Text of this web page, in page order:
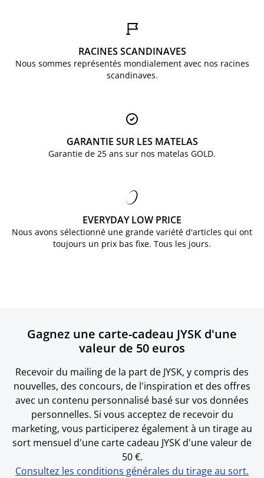
RACINES SCANDINAVES
Nous sommes représentés mondialement avec nos racines
scandinaves.
GARANTIE SUR LES MATELAS
Garantie de 25 ans sur nos matelas GOLD.
EVERYDAY LOW PRICE
Nous avons sélectionné une grande variété d'articles qui ont
toujours un prix bas fixe. Tous les jours.
Gagnez une carte-cadeau JYSK d'une
valeur de 50 euros
Recevoir du mailing de la part de JYSK, y compris des
nouvelles, des concours, de l'inspiration et des offres
avec un contenu personnalisé basé sur vos données
personnelles. Si vous acceptez de recevoir du
marketing, vous participerez également à un tirage au
sort mensuel d'une carte cadeau JYSK d'une valeur de
50 €.
Consultez les conditions générales du tirage au sort.